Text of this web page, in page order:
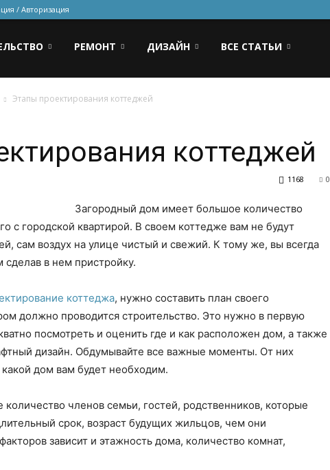
/ Авторизация
РЕМОНТ ДИЗАЙН ВСЕ СТАТЬИ
Этапы проектирования коттеджей
коттеджей
0
1168
Загородный дом имеет большое количество
с городской квартирой. В своем коттедже вам не будут
сам воздух на улице чистый и свежий. К тому же, вы всегда
в нем пристройку.
коттеджа, нужно составить план своего
должно проводится строительство. Это нужно в первую
посмотреть и оценить где и как расположен дом, а также
дизайн. Обдумывайте все важные моменты. От них
дом вам будет необходим.
членов семьи, гостей, родственников, которые
срок, возраст будущих жильцов, чем они
зависит и этажность дома, количество комнат,